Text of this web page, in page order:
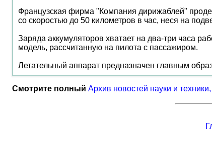
Французская фирма "Компания дирижаблей"
со скоростью до 50 километров в час, неся на
Заряда аккумуляторов хватает на два-три часа
модель, рассчитанную на пилота с пассажиром.
Летательный аппарат предназначен главным
Смотрите полный Архив новостей науки и